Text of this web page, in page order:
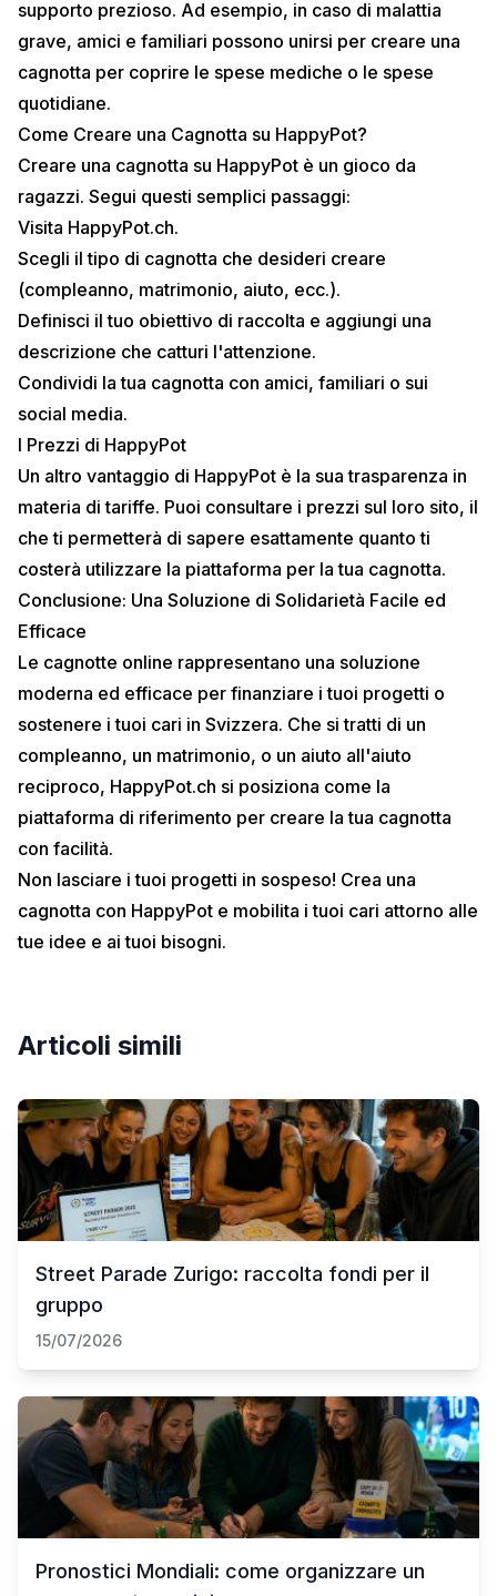
supporto prezioso. Ad esempio, in caso di malattia
grave, amici e familiari possono unirsi per creare una
cagnotta per coprire le spese mediche o le spese
quotidiane.
Come Creare una Cagnotta su HappyPot?
Creare una cagnotta su HappyPot è un gioco da
ragazzi. Segui questi semplici passaggi:
Visita HappyPot.ch.
Scegli il tipo di cagnotta che desideri creare
(compleanno, matrimonio, aiuto, ecc.).
Definisci il tuo obiettivo di raccolta e aggiungi una
descrizione che catturi l'attenzione.
Condividi la tua cagnotta con amici, familiari o sui
social media.
I Prezzi di HappyPot
Un altro vantaggio di HappyPot è la sua trasparenza in
materia di tariffe. Puoi consultare i prezzi sul loro sito, il
che ti permetterà di sapere esattamente quanto ti
costerà utilizzare la piattaforma per la tua cagnotta.
Conclusione: Una Soluzione di Solidarietà Facile ed
Efficace
Le cagnotte online rappresentano una soluzione
moderna ed efficace per finanziare i tuoi progetti o
sostenere i tuoi cari in Svizzera. Che si tratti di un
compleanno, un matrimonio, o un aiuto all'aiuto
reciproco, HappyPot.ch si posiziona come la
piattaforma di riferimento per creare la tua cagnotta
con facilità.
Non lasciare i tuoi progetti in sospeso! Crea una
cagnotta con HappyPot e mobilita i tuoi cari attorno alle
tue idee e ai tuoi bisogni.
Articoli simili
Street Parade Zurigo: raccolta fondi per il
gruppo
15/07/2026
Pronostici Mondiali: come organizzare un